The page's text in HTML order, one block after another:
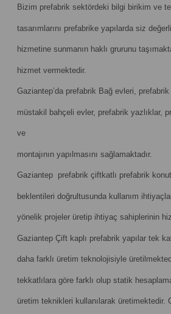
Bizim prefabrik sektördeki bilgi birikim ve
tasarımlarını prefabrike yapılarda siz
hizmetine sunmanın haklı grurunu
hizmet vermektedir.
Gaziantep’da prefabrik Bağ evleri,
müstakil bahçeli evler, prefabrik yazlıklar,
ve
montajının yapılmasını sağlamaktadır.
Gaziantep prefabrik çiftkatlı prefabrik
beklentileri doğrultusunda kullanım
yönelik projeler üretip ihtiyaç sahiplerinin
Gaziantep Çift kaplı prefabrik yapılar tek
daha farklı üretim teknolojisiyle
tekkatlılara göre farklı olup statik
üretim teknikleri kullanılarak üretimektedir.